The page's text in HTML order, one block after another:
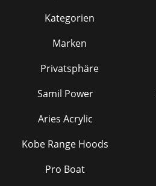
Kategorien
Marken
Privatsphäre
Samil Power
Aries Acrylic
Kobe Range Hoods
Pro Boat